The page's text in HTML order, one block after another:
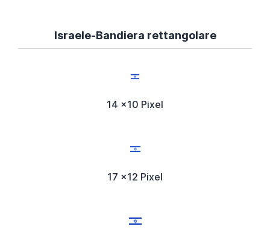
Israele-Bandiera rettangolare
14 x10 Pixel
17 x12 Pixel